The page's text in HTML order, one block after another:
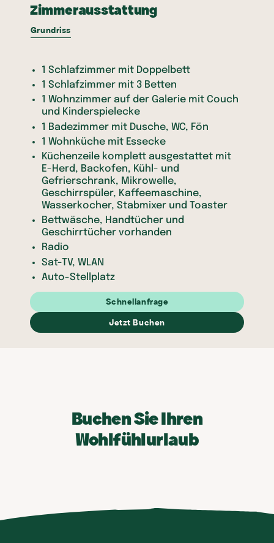
Zimmerausstattung
Grundriss
1 Schlafzimmer mit Doppelbett
1 Schlafzimmer mit 3 Betten
1 Wohnzimmer auf der Galerie mit Couch
und Kinderspielecke
1 Badezimmer mit Dusche, WC, Fön
1 Wohnküche mit Essecke
Küchenzeile komplett ausgestattet mit
E-Herd, Backofen, Kühl- und
Gefrierschrank, Mikrowelle,
Geschirrspüler, Kaffeemaschine,
Wasserkocher, Stabmixer und Toaster
Bettwäsche, Handtücher und
Geschirrtücher vorhanden
Radio
Sat-TV, WLAN
Auto-Stellplatz
Schnellanfrage
Jetzt Buchen
Buchen Sie Ihren
Wohlfühlurlaub